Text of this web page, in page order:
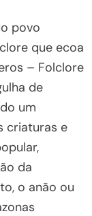
povo
que ecoa
– Folclore
de
um
criaturas e
da
o anão ou